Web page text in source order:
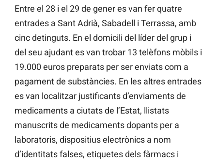
Entre el 28 i el 29 de gener es van fer quatre
entrades a Sant Adrià, Sabadell i Terrassa, amb
cinc detinguts. En el domicili del líder del grup i
del seu ajudant es van trobar 13 telèfons mòbils i
19.000 euros preparats per ser enviats com a
pagament de substàncies. En les altres entrades
es van localitzar justificants d’enviaments de
medicaments a ciutats de l’Estat, llistats
manuscrits de medicaments dopants per a
laboratoris, dispositius electrònics a nom
d’identitats falses, etiquetes dels fàrmacs i